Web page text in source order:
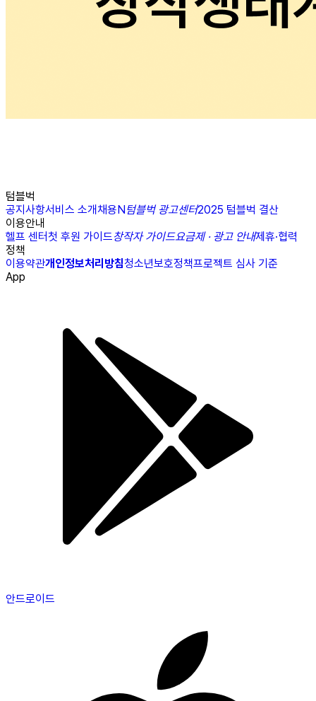
텀블벅
공지사항서비스 소개채용N텀블벅 광고센터2025 텀블벅 결산
이용안내
헬프 센터첫 후원 가이드창작자 가이드요금제 · 광고 안내제휴·협력
정책
이용약관개인정보처리방침청소년보호정책프로젝트 심사 기준
App
안드로이드